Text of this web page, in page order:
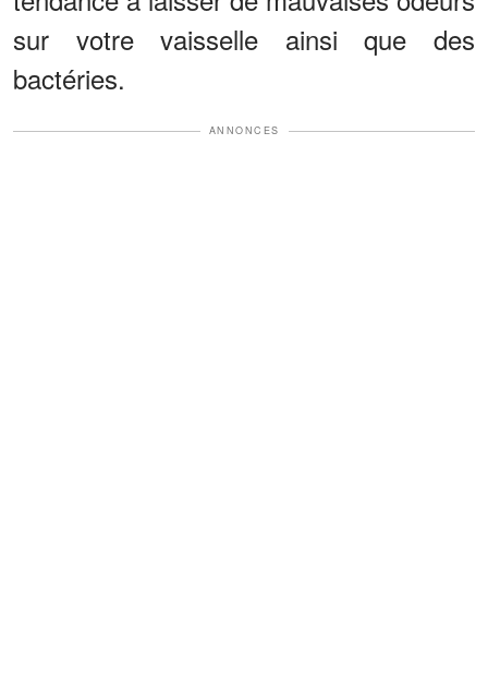
sur votre vaisselle ainsi que des
bactéries.
ANNONCES